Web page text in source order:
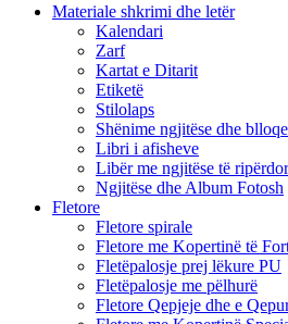
Materiale shkrimi dhe letër
Kalendari
Zarf
Kartat e Ditarit
Etiketë
Stilolaps
Shënime ngjitëse dhe
Libri i afisheve
Libër me ngjitëse të
Ngjitëse dhe Album Fotosh
Fletore
Fletore spirale
Fletore me Kopertinë të
Fletëpalosje prej lëkure PU
Fletëpalosje me pëlhurë
Fletore Qepjeje dhe e